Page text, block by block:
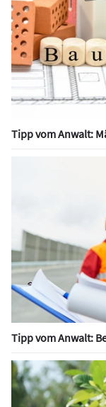
Tipp vom Anwalt:
Tipp vom Anwalt: